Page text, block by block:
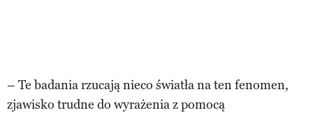
– Te badania rzucają nieco światła na ten fenomen,
zjawisko trudne do wyrażenia z pomocą